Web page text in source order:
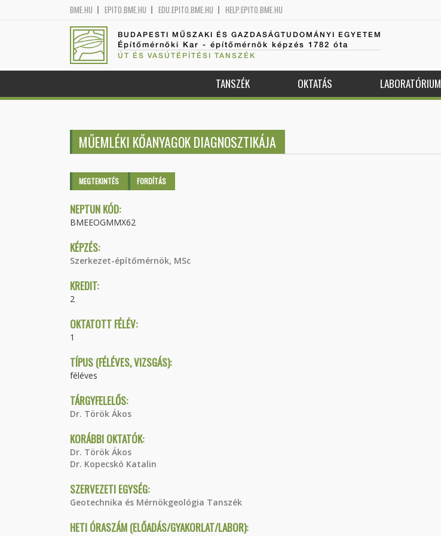
BME.HU EPITO.BME.HU EDU.EPITO.BME.HU HELP.EPITO.BME.HU
BUDAPESTI MŰSZAKI ÉS GAZDASÁGTUDOMÁNYI EGYETEM
Építőmérnöki Kar - építőmérnök képzés 1782 óta
ÚT ÉS VASÚTÉPÍTÉSI TANSZÉK
TANSZÉK OKTATÁS LABORATÓRIUM
MŰEMLÉKI KŐANYAGOK DIAGNOSZTIKÁJA
Elsődleges fülek
MEGTEKINTÉS (AKTÍVFORDÍTÁS
NEPTUN KÓD:
BMEEOGMMX62
KÉPZÉS:
Szerkezet-építőmérnök, MSc
KREDIT:
2
OKTATOTT FÉLÉV:
1
TÍPUS (FÉLÉVES, VIZSGÁS):
féléves
TÁRGYFELELŐS:
Dr. Török Ákos
KORÁBBI OKTATÓK:
Dr. Török Ákos
Dr. Kopecskó Katalin
SZERVEZETI EGYSÉG:
Geotechnika és Mérnökgeológia Tanszék
HETI ÓRASZÁM (ELŐADÁS/GYAKORLAT/LABOR):